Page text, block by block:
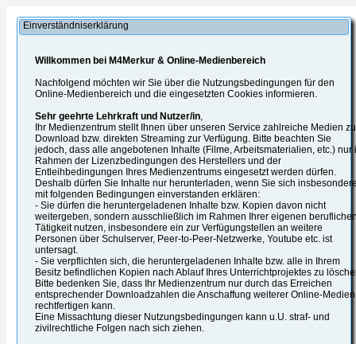
Einverständniserklärung
Willkommen bei M4Merkur & Online-Medienbereich
Nachfolgend möchten wir Sie über die Nutzungsbedingungen für den
Online-Medienbereich und die eingesetzten Cookies informieren.
Sehr geehrte Lehrkraft und Nutzer/in,
Ihr Medienzentrum stellt Ihnen über unseren Service zahlreiche Medien
Download bzw. direkten Streaming zur Verfügung. Bitte beachten Sie
jedoch, dass alle angebotenen Inhalte (Filme, Arbeitsmaterialien, etc.) nur
Rahmen der Lizenzbedingungen des Herstellers und der
Entleihbedingungen Ihres Medienzentrums eingesetzt werden dürfen.
Deshalb dürfen Sie Inhalte nur herunterladen, wenn Sie sich
mit folgenden Bedingungen einverstanden erklären:
- Sie dürfen die heruntergeladenen Inhalte bzw. Kopien davon nicht
weitergeben, sondern ausschließlich im Rahmen Ihrer eigenen
Tätigkeit nutzen, insbesondere ein zur Verfügungstellen an weitere
Personen über Schulserver, Peer-to-Peer-Netzwerke, Youtube etc. ist
untersagt.
- Sie verpflichten sich, die heruntergeladenen Inhalte bzw. alle in Ihrem
Besitz befindlichen Kopien nach Ablauf Ihres Unterrichtprojektes zu
Bitte bedenken Sie, dass Ihr Medienzentrum nur durch das Erreichen
entsprechender Downloadzahlen die Anschaffung weiterer Online-Medien
rechtfertigen kann.
Eine Missachtung dieser Nutzungsbedingungen kann u.U. straf- und
zivilrechtliche Folgen nach sich ziehen.